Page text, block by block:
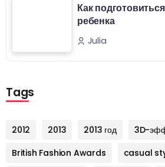
Как
ребенка
Julia
Tags
2012 2013 2013 год 3D-
British Fashion Awards
casual